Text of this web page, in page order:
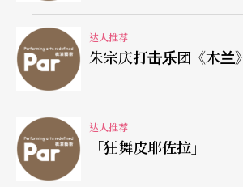
达人推荐
朱宗庆打击乐团《木兰》
达人推荐
「狂舞皮耶佐拉」